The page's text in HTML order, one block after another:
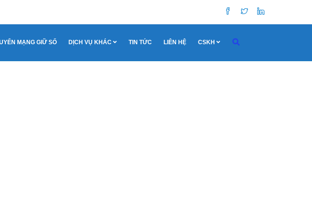
MẠNG GIỮ SỐ DỊCH VỤ KHÁC TIN TỨC LIÊN HỆ CSKH